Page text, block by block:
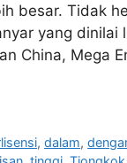
besar. Tidak
yang
China, Mega
,dalam,